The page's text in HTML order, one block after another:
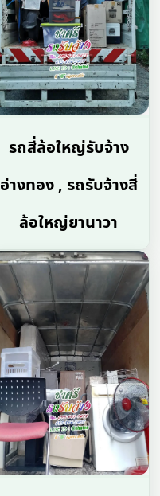
รถสี่ล้อใหญ่รับจ้าง
อ่างทอง , รถรับจ้างสี่
ล้อใหญ่ยานาวา